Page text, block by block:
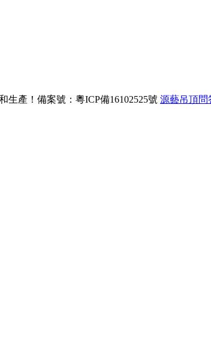
生產！ 備案號：粵ICP備16102525號 源藝吊頂問